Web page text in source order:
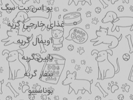
یو اس پت سگ
غذای خارجی گربه
اویمال گربه
بابین گربه
بیفار گربه
بوناسیبو